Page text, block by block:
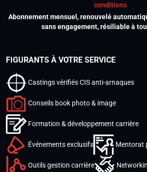
conditions
Abonnement mensuel, renouvelé
sans engagement, résiliable à
FIGURANTS À VOTRE SERVICE
Castings vérifiés CIS anti-arnaques
Conseils book photo & image
Formation & développement carrière
Événements exclusifs Mentorat
Outils gestion carrière